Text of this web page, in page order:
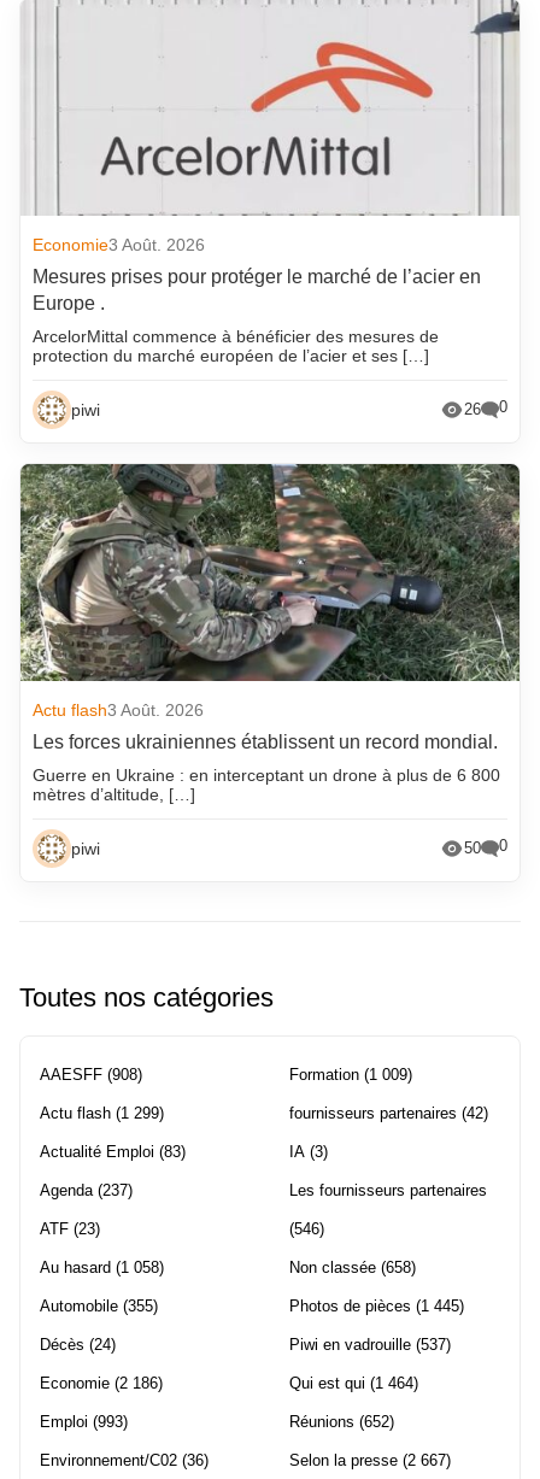
Economie3 Août. 2026
Mesures prises pour protéger le marché de l’acier en
Europe .
ArcelorMittal commence à bénéficier des mesures de
protection du marché européen de l’acier et ses […]
piwi 26 0
Actu flash3 Août. 2026
Les forces ukrainiennes établissent un record mondial.
Guerre en Ukraine : en interceptant un drone à plus de 6 800
mètres d’altitude, […]
piwi 50 0
Toutes nos catégories
AAESFF (908)
Actu flash (1 299)
Actualité Emploi (83)
Agenda (237)
ATF (23)
Au hasard (1 058)
Automobile (355)
Décès (24)
Economie (2 186)
Emploi (993)
Environnement/C02 (36)
Formation (1 009)
fournisseurs partenaires (42)
IA (3)
Les fournisseurs partenaires
(546)
Non classée (658)
Photos de pièces (1 445)
Piwi en vadrouille (537)
Qui est qui (1 464)
Réunions (652)
Selon la presse (2 667)